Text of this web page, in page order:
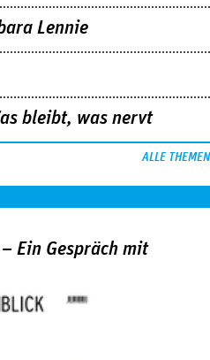
Lennie
bleibt, was nervt
ALLE THEMEN
Ein Gespräch mit